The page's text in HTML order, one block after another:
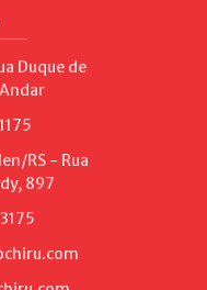
Duque de
RS - Rua
897